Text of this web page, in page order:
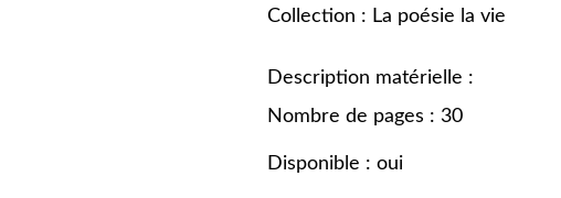
Collection : La poésie la vie
Description matérielle :
Nombre de pages : 30
Disponible : oui